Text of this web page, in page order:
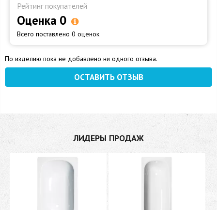
Рейтинг покупателей
Оценка 0
Всего поставлено 0 оценок
По изделию пока не добавлено ни одного отзыва.
ОСТАВИТЬ ОТЗЫВ
ЛИДЕРЫ ПРОДАЖ